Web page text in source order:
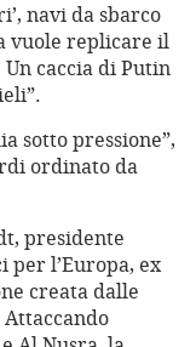
navi da sbarco
vuole replicare il
caccia di Putin
sotto pressione”,
ordinato da
presidente
per l’Europa, ex
creata dalle